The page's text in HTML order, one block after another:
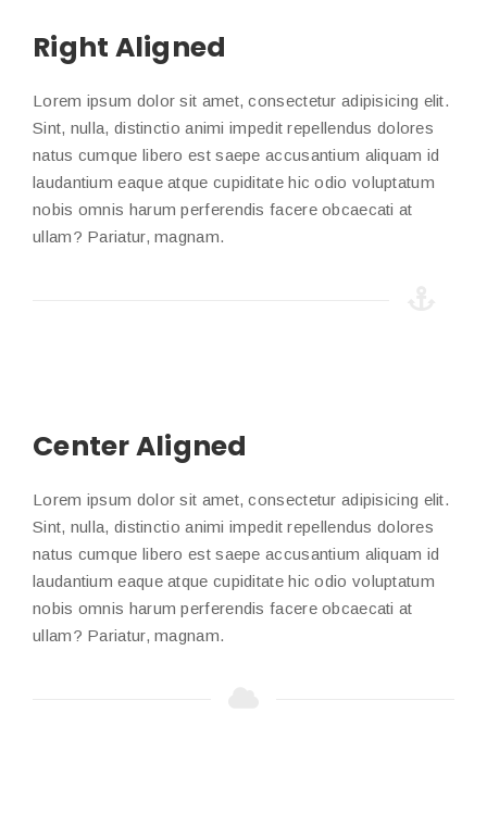
Right Aligned
Lorem ipsum dolor sit amet, consectetur adipisicing elit.
Sint, nulla, distinctio animi impedit repellendus dolores
natus cumque libero est saepe accusantium aliquam id
laudantium eaque atque cupiditate hic odio voluptatum
nobis omnis harum perferendis facere obcaecati at
ullam? Pariatur, magnam.
Center Aligned
Lorem ipsum dolor sit amet, consectetur adipisicing elit.
Sint, nulla, distinctio animi impedit repellendus dolores
natus cumque libero est saepe accusantium aliquam id
laudantium eaque atque cupiditate hic odio voluptatum
nobis omnis harum perferendis facere obcaecati at
ullam? Pariatur, magnam.